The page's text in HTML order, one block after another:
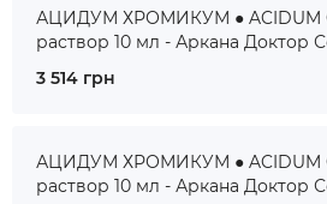
АЦИДУМ ХРОМИКУМ ● ACIDUM
раствор 10 мл - Аркана Доктор
3 514 грн
АЦИДУМ ХРОМИКУМ ● ACIDUM
раствор 10 мл - Аркана Доктор